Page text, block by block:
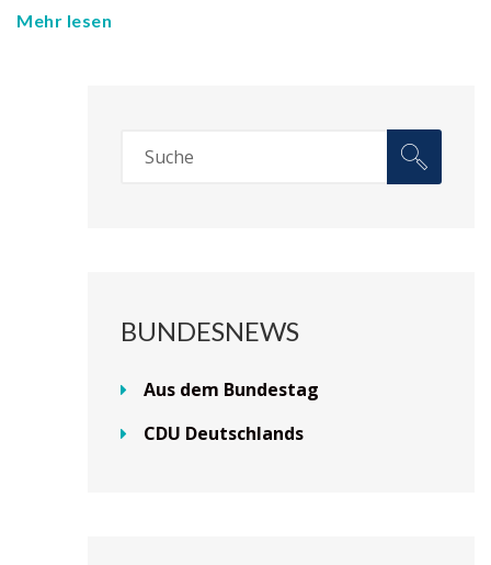
Mehr lesen
BUNDESNEWS
Aus dem Bundestag
CDU Deutschlands